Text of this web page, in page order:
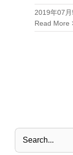
2019年07月
Read More
Search